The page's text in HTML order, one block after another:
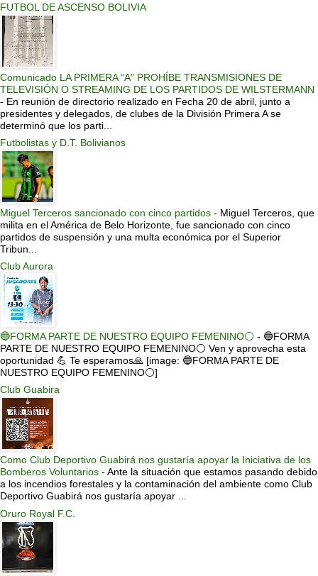
FUTBOL DE ASCENSO BOLIVIA
Comunicado LA PRIMERA “A” PROHÍBE TRANSMISIONES DE
TELEVISIÓN O STREAMING DE LOS PARTIDOS DE WILSTERMANN
- En reunión de directorio realizado en Fecha 20 de abril, junto a
presidentes y delegados, de clubes de la División Primera A se
determinó que los parti...
Futbolistas y D.T. Bolivianos
Miguel Terceros sancionado con cinco partidos - Miguel Terceros, que
milita en el América de Belo Horizonte, fue sancionado con cinco
partidos de suspensión y una multa económica por el Superior
Tribun...
Club Aurora
🔵FORMA PARTE DE NUESTRO EQUIPO FEMENINO⚪ - 🔵FORMA
PARTE DE NUESTRO EQUIPO FEMENINO⚪ Ven y aprovecha esta
oportunidad 💪 Te esperamos🙏 [image: 🔵FORMA PARTE DE
NUESTRO EQUIPO FEMENINO⚪]
Club Guabira
Como Club Deportivo Guabirá nos gustaría apoyar la Iniciativa de los
Bomberos Voluntarios - Ante la situación que estamos pasando debido
a los incendios forestales y la contaminación del ambiente como Club
Deportivo Guabirá nos gustaría apoyar ...
Oruro Royal F.C.